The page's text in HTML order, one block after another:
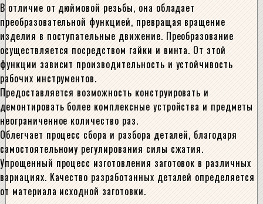
В отличие от дюймовой резьбы, она обладает
преобразовательной функцией, превращая вращение
изделия в поступательные движение. Преобразование
осуществляется посредством гайки и винта. От этой
функции зависит производительность и устойчивость
рабочих инструментов.
Предоставляется возможность конструировать и
демонтировать более комплексные устройства и предметы
неограниченное количество раз.
Облегчает процесс сбора и разбора деталей, благодаря
самостоятельному регулирования силы сжатия.
Упрощенный процесс изготовления заготовок в различных
вариациях. Качество разработанных деталей определяется
от материала исходной заготовки.